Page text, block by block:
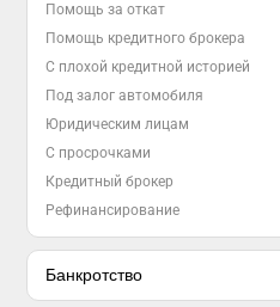
Помощь за откат
Помощь кредитного брокера
С плохой кредитной историей
Под залог автомобиля
Юридическим лицам
С просрочками
Кредитный брокер
Рефинансирование
Банкротство